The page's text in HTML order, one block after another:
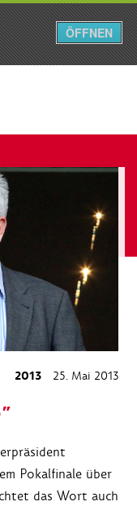
Menü
2013 25. Mai 2013
Pokalfinale über
das Wort auch
ÖFFNEN